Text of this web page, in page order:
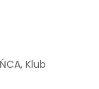
, Klub